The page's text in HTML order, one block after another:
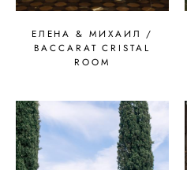
ЕЛЕНА & МИХАИЛ /
BACCARAT CRISTAL
ROOM